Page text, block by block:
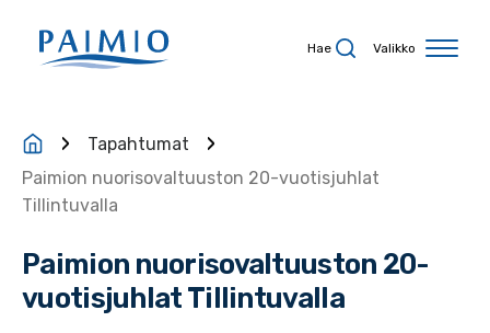
Hae Valikko
Tapahtumat
Paimion nuorisovaltuuston 20-vuotisjuhlat
Tillintuvalla
Paimion nuorisovaltuuston 20-
vuotisjuhlat Tillintuvalla